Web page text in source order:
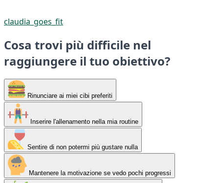
claudia_goes_fit
Cosa trovi più difficile nel
raggiungere il tuo obiettivo?
Rinunciare ai miei cibi preferiti
Inserire l'allenamento nella mia routine
Sentire di non potermi più gustare nulla
Mantenere la motivazione se vedo pochi progressi